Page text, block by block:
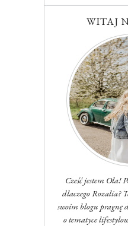
WITAJ
Cześć jestem Ola!
dlaczego Rozalia?
swoim blogu pragnę
o tematyce